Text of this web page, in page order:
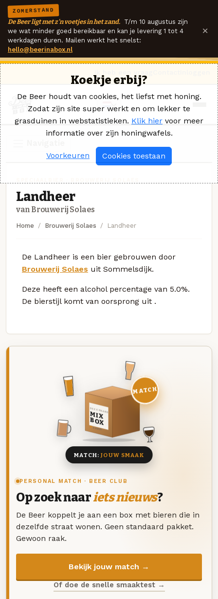
ZOMERSTAND
De Beer ligt met z'n voetjes in het zand. T/m 10 augustus zijn
we wat minder goed bereikbaar en kan je levering 1 tot 4
werkdagen duren. Mailen werkt het snelst:
hello@beerinabox.nl
×
Landheer
van Brouwerij Solaes
Home Brouwerij Solaes Landheer
De Landheer is een bier gebrouwen door
Brouwerij Solaes uit Sommelsdijk.
Deze heeft een alcohol percentage van 5.0%.
De bierstijl komt van oorsprong uit .
PERSONAL MATCH · BEER CLUB
Op zoek naariets nieuws?
De Beer koppelt je aan een box met bieren die in
dezelfde straat wonen. Geen standaard pakket.
Gewoon raak.
Bekijk jouw match →
Of doe de snelle smaaktest →
DEZE MAAND
MIX
BOX
8 BIEREN
MATCH
MATCH:JOUW SMAAK
Koekje erbij?
De Beer houdt van cookies, het liefst met honing.
Zodat zijn site super werkt en om lekker te
grasduinen in webstatistieken. Klik hier voor meer
informatie over zijn honingwafels.
Voorkeuren Cookies toestaan